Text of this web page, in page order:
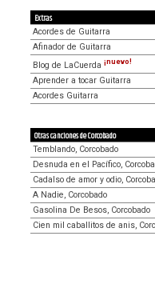
Extras
Acordes de Guitarra
Afinador de Guitarra
Blog de LaCuerda ¡nuevo!
Aprender a tocar Guitarra
Acordes Guitarra
Otras canciones de Corcobado
Temblando, Corcobado
Desnuda en el Pacífico,
Cadalso de amor y odio,
A Nadie, Corcobado
Gasolina De Besos, Corcobado
Cien mil caballitos de anis,